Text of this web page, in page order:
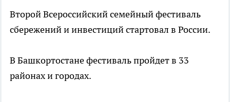
Второй Всероссийский семейный фестиваль
сбережений и инвестиций стартовал в России.
В Башкортостане фестиваль пройдет в 33
районах и городах.